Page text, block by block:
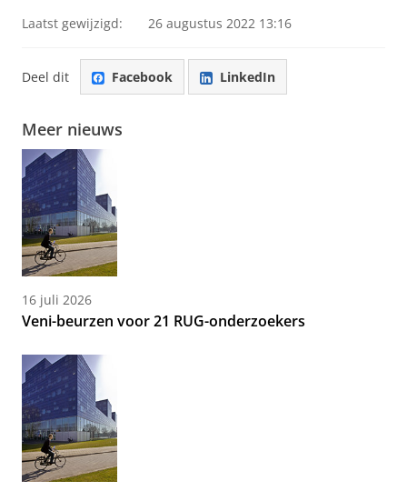
Laatst gewijzigd: 26 augustus 2022 13:16
Deel dit Facebook LinkedIn
Meer nieuws
16 juli 2026
Veni-beurzen voor 21 RUG-onderzoekers